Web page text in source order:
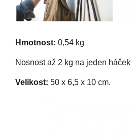
Hmotnost: 0,54 kg
Nosnost až 2 kg na jeden háček
Velikost: 50 x 6,5 x 10 cm.